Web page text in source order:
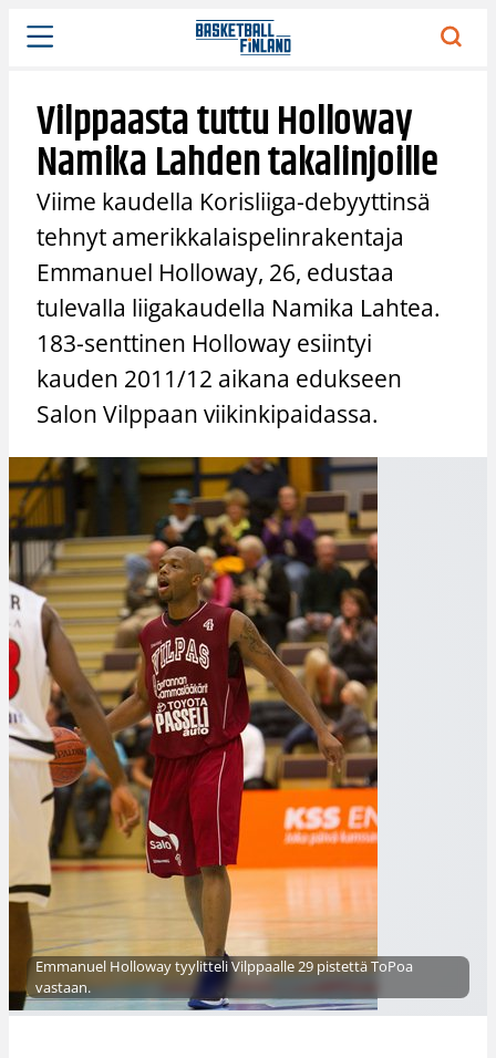
Siirry
sisältöön
Vilppaasta tuttu Holloway
Namika Lahden takalinjoille
Viime kaudella Korisliiga-debyyttinsä
tehnyt amerikkalaispelinrakentaja
Emmanuel Holloway, 26, edustaa
tulevalla liigakaudella Namika Lahtea.
183-senttinen Holloway esiintyi
kauden 2011/12 aikana edukseen
Salon Vilppaan viikinkipaidassa.
Emmanuel Holloway tyylitteli Vilppaalle 29 pistettä ToPoa
vastaan.